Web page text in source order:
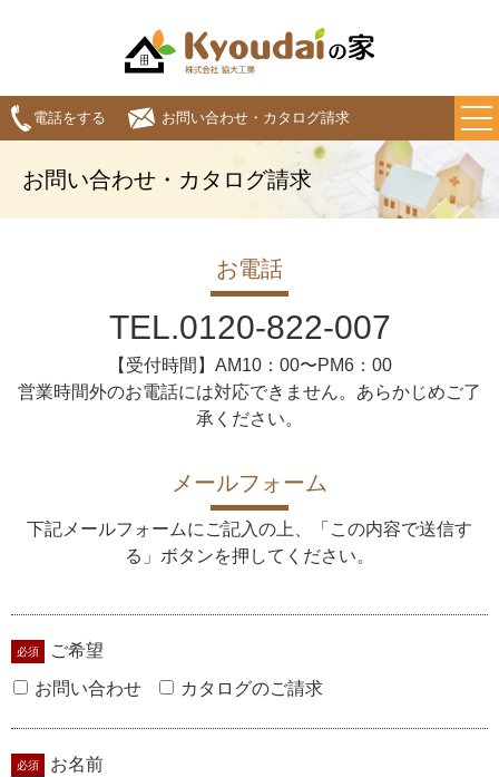
電話をする お問い合わせ・カタログ請求
お問い合わせ・カタログ請求
お電話
TEL.0120-822-007
【受付時間】AM10：00〜PM6：00
営業時間外のお電話には対応できません。あらかじめご了
承ください。
メールフォーム
下記メールフォームにご記入の上、「この内容で送信す
る」ボタンを押してください。
ご希望
お問い合わせ
カタログのご請求
お名前